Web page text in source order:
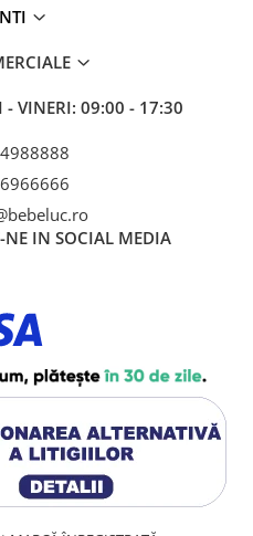
- VINERI: 09:00 - 17:30
NE IN SOCIAL MEDIA